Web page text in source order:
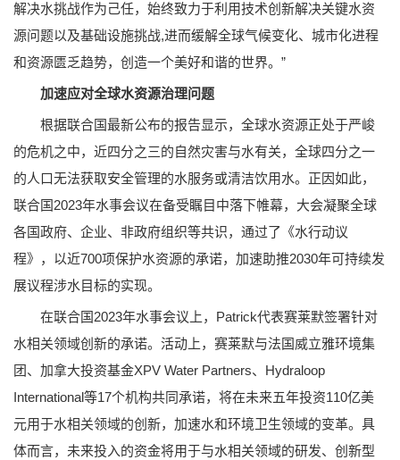
解决水挑战作为己任，始终致力于利用技术创新解决关键水资
源问题以及基础设施挑战,进而缓解全球气候变化、城市化进程
和资源匮乏趋势，创造一个美好和谐的世界。”
加速应对全球水资源治理问题
根据联合国最新公布的报告显示，全球水资源正处于严峻
的危机之中，近四分之三的自然灾害与水有关，全球四分之一
的人口无法获取安全管理的水服务或清洁饮用水。正因如此，
联合国2023年水事会议在备受瞩目中落下帷幕，大会凝聚全球
各国政府、企业、非政府组织等共识，通过了《水行动议
程》，以近700项保护水资源的承诺，加速助推2030年可持续发
展议程涉水目标的实现。
在联合国2023年水事会议上，Patrick代表赛莱默签署针对
水相关领域创新的承诺。活动上，赛莱默与法国威立雅环境集
团、加拿大投资基金XPV Water Partners、Hydraloop
International等17个机构共同承诺，将在未来五年投资110亿美
元用于水相关领域的创新，加速水和环境卫生领域的变革。具
体而言，未来投入的资金将用于与水相关领域的研发、创新型